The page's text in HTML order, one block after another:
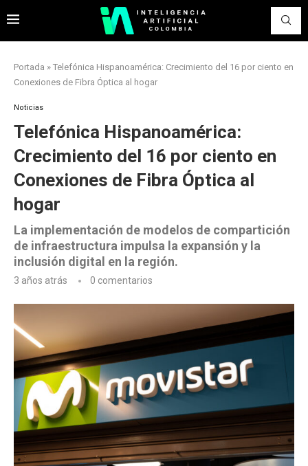
Portada » Telefónica Hispanoamérica: Crecimiento del 16 por ciento en
Conexiones de Fibra Óptica al hogar
Noticias
Telefónica Hispanoamérica:
Crecimiento del 16 por ciento en
Conexiones de Fibra Óptica al
hogar
La implementación de modelos de compartición
de infraestructura impulsa la expansión y la
inclusión digital en la región.
3 años atrás 0 comentarios